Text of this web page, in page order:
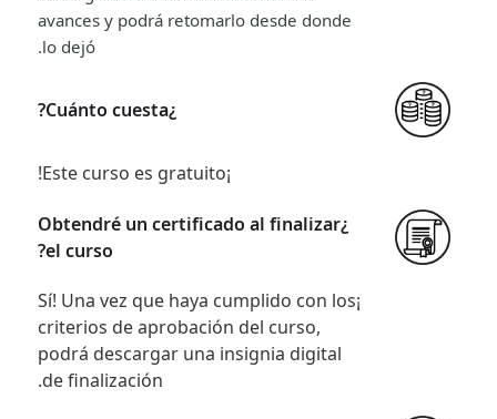
avances y podrá retomarlo desde donde
lo dejó.
¿Cuánto cuesta?
¡Este curso es gratuito!
¿Obtendré un certificado al finalizar
el curso?
¡Sí! Una vez que haya cumplido con los
criterios de aprobación del curso,
podrá descargar una insignia digital
de finalización.